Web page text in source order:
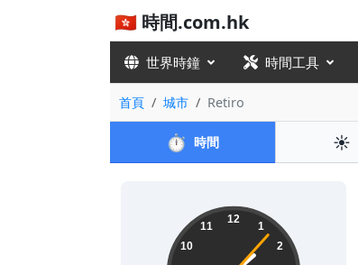
🇭🇰 時間.com.hk
世界時鐘 時間工具
首頁 城市 Retiro
⏱️ 時間 ☀️
01:38:07 12
1
2
10
11